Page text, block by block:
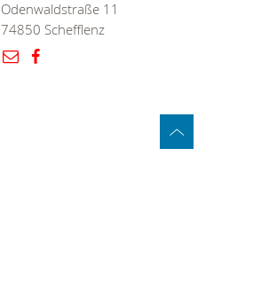
Odenwaldstraße 11
74850 Schefflenz